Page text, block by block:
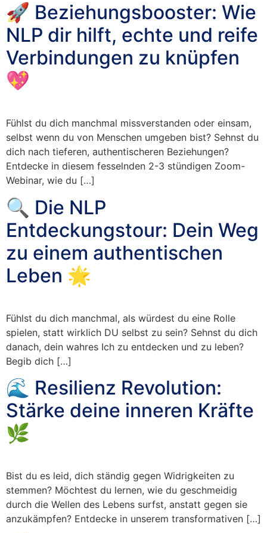
🚀 Beziehungsbooster: Wie
NLP dir hilft, echte und reife
Verbindungen zu knüpfen
💖
Fühlst du dich manchmal missverstanden oder einsam,
selbst wenn du von Menschen umgeben bist? Sehnst du
dich nach tieferen, authentischeren Beziehungen?
Entdecke in diesem fesselnden 2-3 stündigen Zoom-
Webinar, wie du […]
🔍 Die NLP
Entdeckungstour: Dein Weg
zu einem authentischen
Leben 🌟
Fühlst du dich manchmal, als würdest du eine Rolle
spielen, statt wirklich DU selbst zu sein? Sehnst du dich
danach, dein wahres Ich zu entdecken und zu leben?
Begib dich […]
🌊 Resilienz Revolution:
Stärke deine inneren Kräfte
🌿
Bist du es leid, dich ständig gegen Widrigkeiten zu
stemmen? Möchtest du lernen, wie du geschmeidig
durch die Wellen des Lebens surfst, anstatt gegen sie
anzukämpfen? Entdecke in unserem transformativen […]